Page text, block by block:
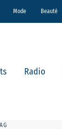
Mode Beauté
Radio